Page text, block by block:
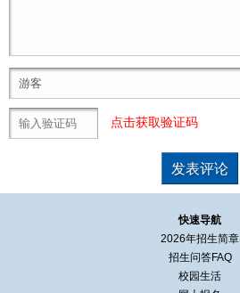
点击获取验证码
快速导航
2026年招生简章
招生问答FAQ
校园生活